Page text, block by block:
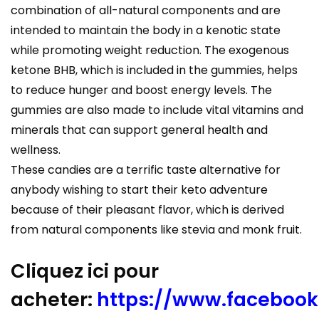
combination of all-natural components and are
intended to maintain the body in a kenotic state
while promoting weight reduction. The exogenous
ketone BHB, which is included in the gummies, helps
to reduce hunger and boost energy levels. The
gummies are also made to include vital vitamins and
minerals that can support general health and
wellness.
These candies are a terrific taste alternative for
anybody wishing to start their keto adventure
because of their pleasant flavor, which is derived
from natural components like stevia and monk fruit.
Cliquez ici pour
acheter: https://